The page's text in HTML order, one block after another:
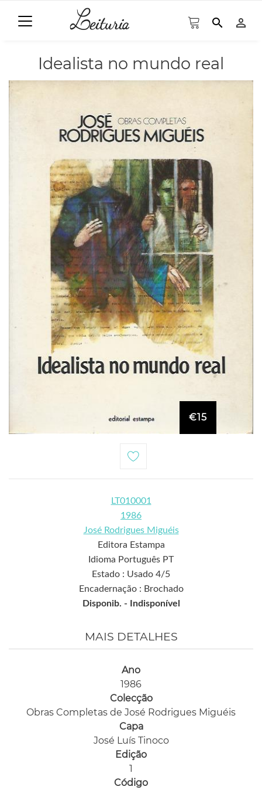
search person_outline
Idealista no mundo real
€15
LT010001
1986
José Rodrigues Miguéis
Editora Estampa
Idioma Português PT
Estado : Usado 4/5
Encadernação : Brochado
Disponib. -
Indisponível
MAIS DETALHES
Ano
1986
Colecção
Obras Completas de José Rodrigues Miguéis
Capa
José Luís Tinoco
Edição
1
Código